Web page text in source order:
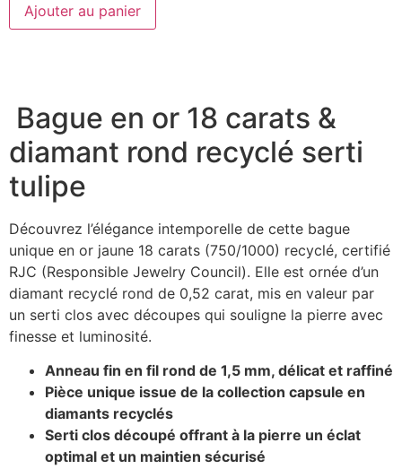
Ajouter au panier
Bague en or 18 carats &
diamant rond recyclé serti
tulipe
Découvrez l’élégance intemporelle de cette bague
unique en or jaune 18 carats (750/1000) recyclé, certifié
RJC (Responsible Jewelry Council). Elle est ornée d’un
diamant recyclé rond de 0,52 carat, mis en valeur par
un serti clos avec découpes qui souligne la pierre avec
finesse et luminosité.
Anneau fin en fil rond de 1,5 mm, délicat et raffiné
Pièce unique issue de la collection capsule en
diamants recyclés
Serti clos découpé offrant à la pierre un éclat
optimal et un maintien sécurisé